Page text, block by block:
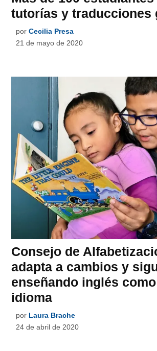
tutorías y traducciones
por Cecilia Presa
21 de mayo de 2020
Consejo de
adapta a cambios y
enseñando inglés
idioma
por Laura Brache
24 de abril de 2020